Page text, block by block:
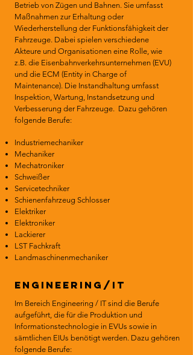
Betrieb von Zügen und Bahnen. Sie umfasst
Maßnahmen zur Erhaltung oder
Wiederherstellung der Funktionsfähigkeit der
Fahrzeuge. Dabei spielen verschiedene
Akteure und Organisationen eine Rolle, wie
z.B. die Eisenbahnverkehrsunternehmen (EVU)
und die ECM (Entity in Charge of
Maintenance). Die Instandhaltung umfasst
Inspektion, Wartung, Instandsetzung und
Verbesserung der Fahrzeuge. Dazu gehören
folgende Berufe:
Industriemechaniker
Mechaniker
Mechatroniker
Schweißer
Servicetechniker
Schienenfahrzeug Schlosser
Elektriker
Elektroniker
Lackierer
LST Fachkraft
Landmaschinenmechaniker
Engineering/IT
Im Bereich Engineering / IT sind die Berufe
aufgeführt, die für die Produktion und
Informationstechnologie in EVUs sowie in
sämtlichen EIUs benötigt werden. Dazu gehören
folgende Berufe: